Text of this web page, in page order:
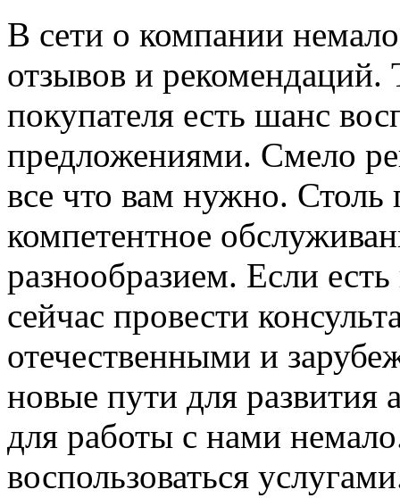
В сети о компании
отзывов и
покупателя есть шанс
предложениями. Смело
все что вам нужно. Столь
компетентное
разнообразием. Если
сейчас провести
отечественными и
новые пути для развития
для работы с нами
воспользоваться